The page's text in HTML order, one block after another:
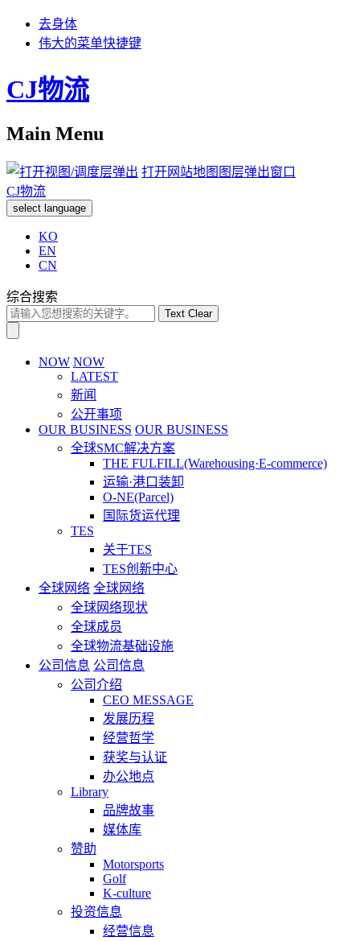
去身体
伟大的菜单快捷键
CJ物流
Main Menu
打开网站地图图层弹出窗口
CJ物流
select language
KO
EN
CN
综合搜索
Text Clear
NOW NOW
LATEST
新闻
公开事项
OUR BUSINESS OUR BUSINESS
全球SMC解决方案
THE FULFILL(Warehousing·E-commerce)
运输·港口装卸
O-NE(Parcel)
国际货运代理
TES
关于TES
TES创新中心
全球网络 全球网络
全球网络现状
全球成员
全球物流基础设施
公司信息 公司信息
公司介绍
CEO MESSAGE
发展历程
经营哲学
获奖与认证
办公地点
Library
品牌故事
媒体库
赞助
Motorsports
Golf
K-culture
投资信息
经营信息